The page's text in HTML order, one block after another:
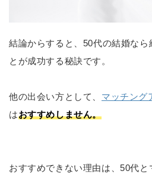
結論からすると、50代の結婚なら
とが成功する秘訣です。
他の出会い方として、 マッチング
はおすすめしません。
おすすめできない理由は、50代